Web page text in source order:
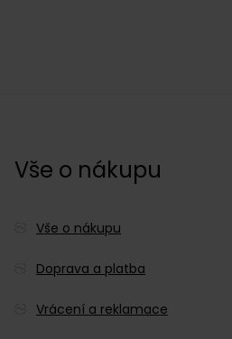
Vše o nákupu
Vše o nákupu
Doprava a platba
Vrácení a reklamace